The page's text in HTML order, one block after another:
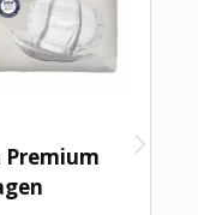
Premium